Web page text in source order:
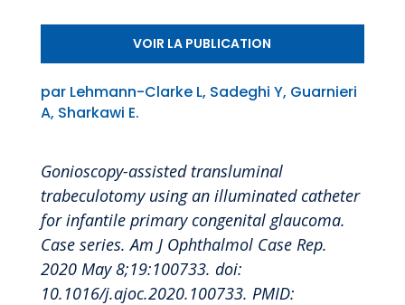
VOIR LA PUBLICATION
par Lehmann-Clarke L, Sadeghi Y, Guarnieri
A, Sharkawi E.
Gonioscopy-assisted transluminal
trabeculotomy using an illuminated catheter
for infantile primary congenital glaucoma.
Case series. Am J Ophthalmol Case Rep.
2020 May 8;19:100733. doi:
10.1016/j.ajoc.2020.100733. PMID: